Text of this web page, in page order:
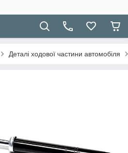
Деталі ходової частини автомобіля